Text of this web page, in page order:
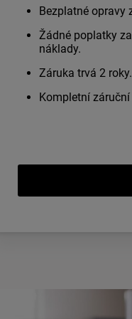
Bezplatné opravy
Žádné poplatky
náklady.
Záruka trvá 2 roky.
Kompletní